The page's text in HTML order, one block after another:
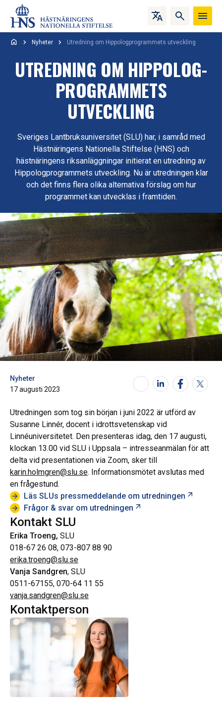
Hoppa till innehåll
Nyheter Utredning om Hippologprogrammets utveckling
UTREDNING OM HIPPOLOG­
PROGRAMMETS
UTVECKLING
Sveriges Lantbruksuniversitet (SLU) har, i samråd med
Hästnäringens Nationella Stiftelse (HNS) och
hästnäringens riksanläggningar initierat en utredning av
Hippologprogrammets utveckling. Nu är utredningen klar
och det finns flera olika alternativa förslag om hur
programmet kan utvecklas i framtiden.
Nyheter
17 augusti 2023
Utredningen som tog sin början i juni 2022 är utförd av
Susanne Linnér, docent i idrottsvetenskap vid
Linnéuniversitetet. Den presenteras idag, den 17 augusti,
klockan 13.00 vid SLU i Uppsala – intresseanmälan för att
delta vid presentationen via Zoom, sker till
karin.holmgren@slu.se. Informationsmötet avslutas med
en frågestund.
Läs SLUs pressmeddelande om utredningen
Frågor & svar om utredningen
Kontakt SLU
Erika Troeng, SLU
018-67 26 08, 073-807 88 90
erika.troeng@slu.se
Vanja Sandgren, SLU
0511-67155, 070-64 11 55
vanja.sandgren@slu.se
Kontaktperson